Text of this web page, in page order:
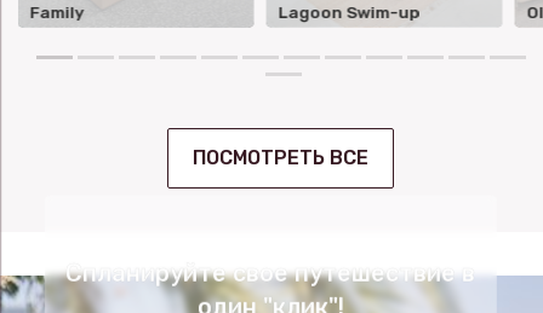
Family
Lagoon Swim-up
ПОСМОТРЕТЬ ВСЕ
Спланируйте свое путешествие в
один "клик"!